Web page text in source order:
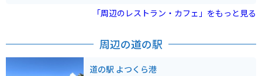
「周辺のレストラン・カフェ」をもっと見る
周辺の道の駅
道の駅 よつくら港